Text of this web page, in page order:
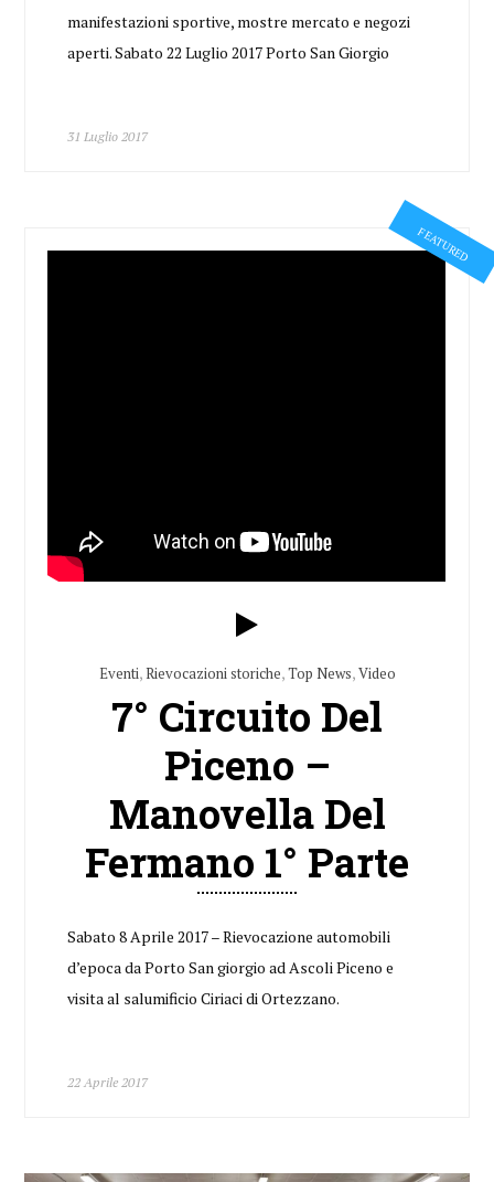
manifestazioni sportive, mostre mercato e negozi
aperti. Sabato 22 Luglio 2017 Porto San Giorgio
31 Luglio 2017
FEATURED
Eventi,Rievocazioni storiche,Top News,Video
7° Circuito Del
Piceno –
Manovella Del
Fermano 1° Parte
Sabato 8 Aprile 2017 – Rievocazione automobili
d’epoca da Porto San giorgio ad Ascoli Piceno e
visita al salumificio Ciriaci di Ortezzano.
22 Aprile 2017